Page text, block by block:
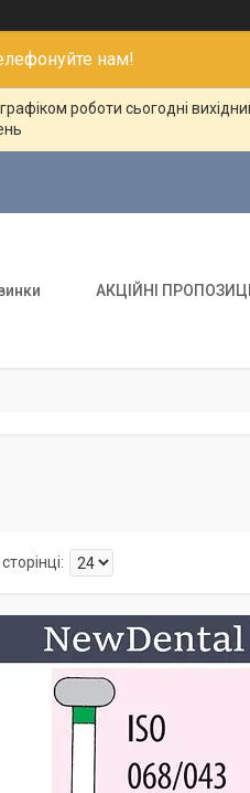
нам!
роботи сьогодні
АКЦІЙНІ ПРОПОЗИЦІЇ